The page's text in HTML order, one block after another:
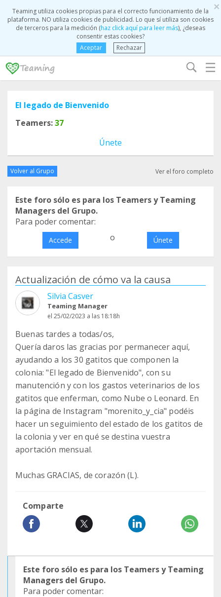
×
Teaming utiliza cookies propias para el correcto funcionamiento de la
plataforma. NO utiliza cookies de publicidad. Lo que sí utiliza son cookies
de terceros para la medición (haz click aquí para leer más), ¿deseas
consentir estas cookies?
Aceptar
Rechazar
☰
El legado de Bienvenido
Teamers:37
Únete
Volver al Grupo Ver el foro completo
Este foro sólo es para los Teamers y Teaming
Managers del Grupo.
Para poder comentar:
Accede o Únete
Actualización de cómo va la causa
Silvia Casver
Teaming Manager
el 25/02/2023 a las 18:18h
Buenas tardes a todas/os,
Quería daros las gracias por permanecer aquí,
ayudando a los 30 gatitos que componen la
colonia: "El legado de Bienvenido", con su
manutención y con los gastos veterinarios de los
gatitos que enferman, como Nube o Leonard. En
la página de Instagram "morenito_y_cia" podéis
hacer un seguimiento del estado de los gatitos de
la colonia y ver en qué se destina vuestra
aportación mensual.
Muchas GRACIAS, de corazón (L).
Comparte
Este foro sólo es para los Teamers y Teaming
Managers del Grupo.
Para poder comentar: